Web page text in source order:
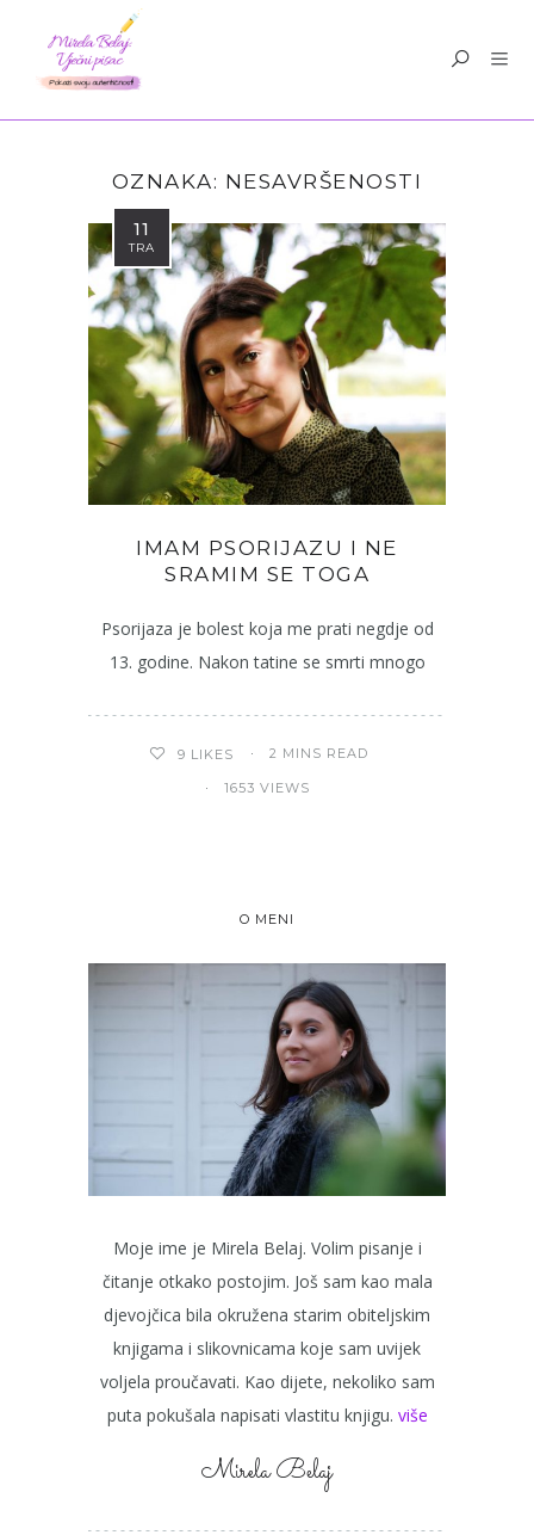
OZNAKA: NESAVRŠENOSTI
11
TRA
IMAM PSORIJAZU I NE
SRAMIM SE TOGA
Psorijaza je bolest koja me prati negdje od
13. godine. Nakon tatine se smrti mnogo
9 LIKES 2 MINS READ
1653 VIEWS
O MENI
Moje ime je Mirela Belaj. Volim pisanje i
čitanje otkako postojim. Još sam kao mala
djevojčica bila okružena starim obiteljskim
knjigama i slikovnicama koje sam uvijek
voljela proučavati. Kao dijete, nekoliko sam
puta pokušala napisati vlastitu knjigu. više
Mirela Belaj